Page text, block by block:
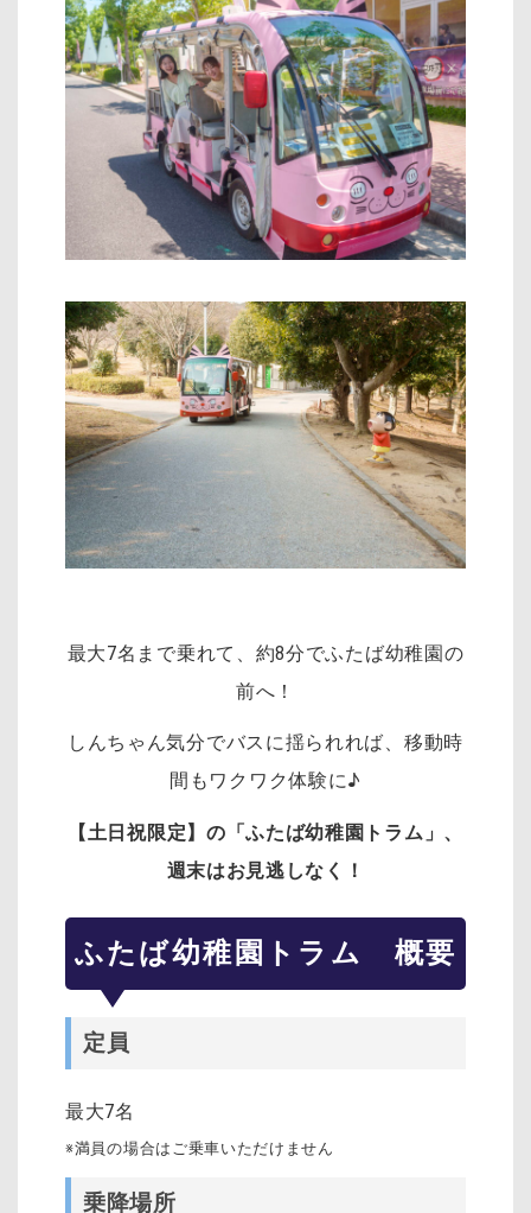
最大7名まで乗れて、約8分でふたば幼稚園の
前へ！
しんちゃん気分でバスに揺られれば、移動時
間もワクワク体験に♪
【土日祝限定】の「ふたば幼稚園トラム」、
週末はお見逃しなく！
ふたば幼稚園トラム 概要
定員
最大7名
※満員の場合はご乗車いただけません
乗降場所